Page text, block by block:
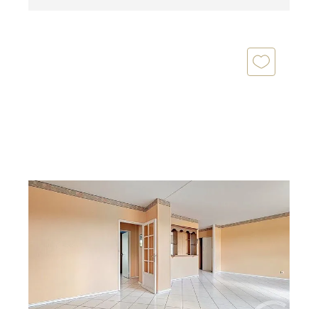
RUNGIS 94
Ref : 9911
Appartement F4 à vendre
262 500 €